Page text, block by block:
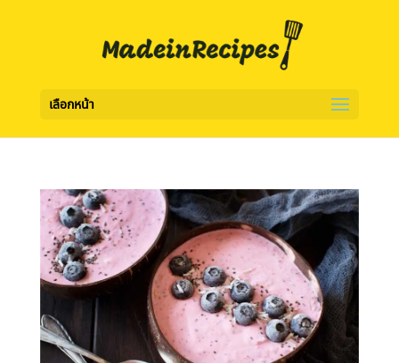
เลือกหน้า